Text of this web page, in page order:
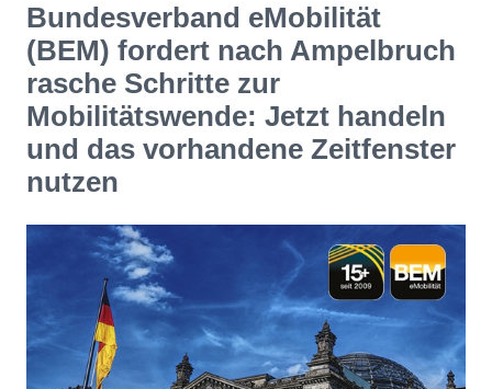
Bundesverband eMobilität
(BEM) fordert nach Ampelbruch
rasche Schritte zur
Mobilitätswende: Jetzt handeln
und das vorhandene Zeitfenster
nutzen